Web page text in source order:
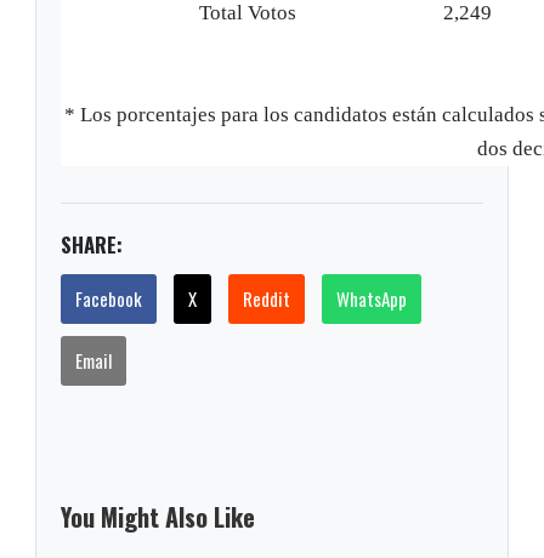
Total Votos
2,249
* Los porcentajes para los candidatos están
dos
SHARE:
Facebook X Reddit WhatsApp
Email
You Might Also Like